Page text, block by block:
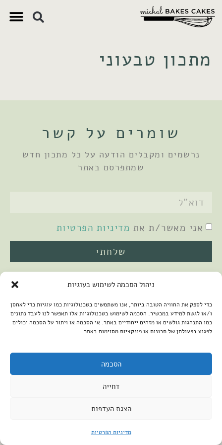
ניהול הסכמה לשימוש בעוגיות
כדי לספק את החוויה הטובה ביותר, אנו משתמשים בטכנולוגיות כמו עוגיות כדי לאחסן
ו/או לגשת למידע במכשיר. הסכמה לשימוש בטכנולוגיות אלו תאפשר לנו לעבד נתונים
כמו התנהגות גולשים או מזהים ייחודיים באתר. אי הסכמה או ויתור על הסכמה יכולים
לפגוע בפעולתן של תכונות או פונקציות מסוימות באתר.
הסכמה
דחייה
הצגת העדפות
מדיניות הפרטיות
מתכון טבעוני
שומרים על קשר
נרשמים ומקבלים הודעה על כל מתכון חדש
שמתפרסם באתר
אני מאשר/ת את מדיניות הפרטיות
שלחתי
2026 © כל הזכויות שמורות למיכל שמיר
הצהרת נגישות